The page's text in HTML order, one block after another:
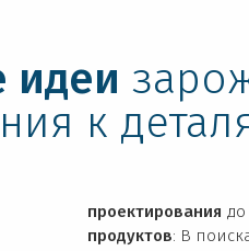
идеи
к
проектирования до
продуктов: В